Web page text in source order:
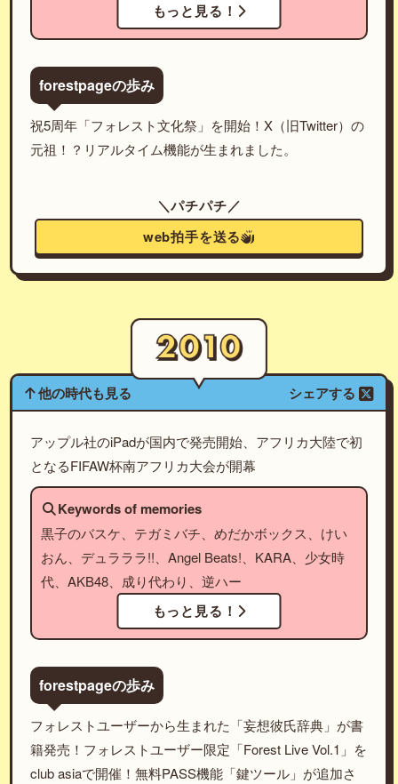
もっと見る！
forestpageの歩み
祝5周年「フォレスト文化祭」を開始！X（旧Twitter）の
元祖！？リアルタイム機能が生まれました。
＼パチパチ／
web拍手を送る
他の時代も見る シェアする
アップル社のiPadが国内で発売開始、アフリカ大陸で初
となるFIFAW杯南アフリカ大会が開幕
Keywords of memories
黒子のバスケ、テガミバチ、めだかボックス、けい
おん、デュラララ!!、Angel Beats!、KARA、少女時
代、AKB48、成り代わり、逆ハー
もっと見る！
forestpageの歩み
フォレストユーザーから生まれた「妄想彼氏辞典」が書
籍発売！フォレストユーザー限定「Forest Live Vol.1」を
club asiaで開催！無料PASS機能「鍵ツール」が追加さ